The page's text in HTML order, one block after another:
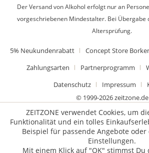
Der Versand von Alkohol erfolgt nur an
vorgeschriebenen Mindestalter. Bei Übergabe
Altersprüfung.
5% Neukundenrabatt Concept Store
Zahlungsarten
Partnerprogramm
Datenschutz
Impressum
© 1999-2026 zeitzone.de
ZEITZONE verwendet Cookies, um
Funktionalität und ein tolles
Beispiel für passende Angebote oder
Einstellungen.
Mit einem Klick auf "OK" stimmst